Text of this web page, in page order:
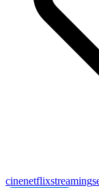
cinenetflixstreaming